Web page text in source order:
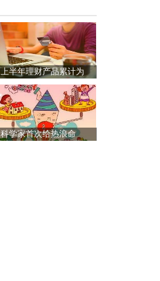
上半年理财产品累计为
投资
科学家首次给热浪命